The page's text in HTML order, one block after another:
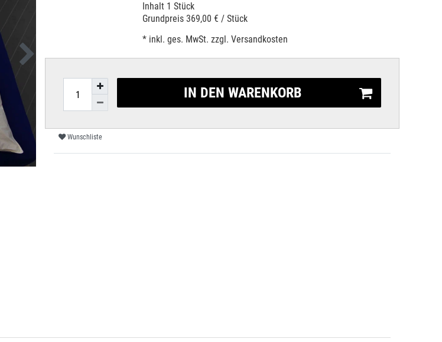
Inhalt 1 Stück
Grundpreis 369,00 € / Stück
* inkl. ges. MwSt. zzgl. Versandkosten
IN DEN WARENKORB
Wunschliste